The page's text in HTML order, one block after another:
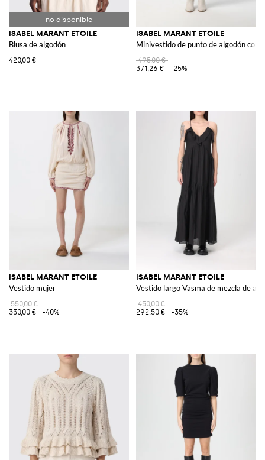
ISABEL MARANT ETOILE
Blusa de algodón
420,00 €
ISABEL MARANT ETOILE
Minivestido de punto de algodón con
495,00 €
371,26 €
-25%
ISABEL MARANT ETOILE
Vestido mujer
550,00 €
330,00 €
-40%
ISABEL MARANT ETOILE
Vestido largo Vasma de mezcla de
450,00 €
292,50 €
-35%